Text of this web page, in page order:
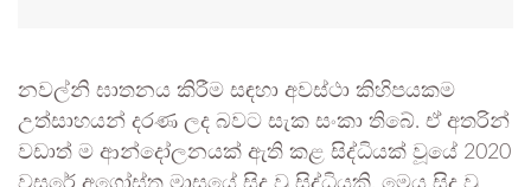
නවල්නි ඝාතනය කිරීම සඳහා අවස්ථා කිහිපයකම
උත්සාහයන් දරණ ලද බවට සැක සංකා තිබේ. ඒ අතරින්
වඩාත් ම ආන්දෝලනයක් ඇති කළ සිද්ධියක් වූයේ 2020